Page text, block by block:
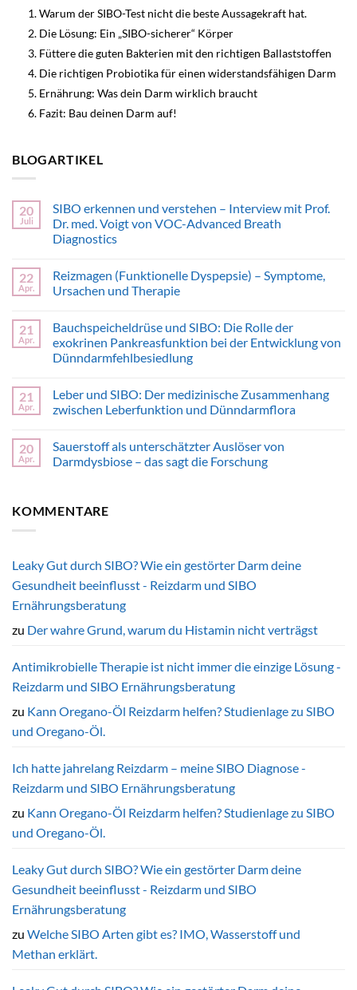
Warum der SIBO-Test nicht die beste Aussagekraft hat.
Die Lösung: Ein „SIBO-sicherer“ Körper
Füttere die guten Bakterien mit den richtigen Ballaststoffen
Die richtigen Probiotika für einen widerstandsfähigen Darm
Ernährung: Was dein Darm wirklich braucht
Fazit: Bau deinen Darm auf!
BLOGARTIKEL
20
Juli
SIBO erkennen und verstehen – Interview mit Prof.
Dr. med. Voigt von VOC-Advanced Breath
Diagnostics
zu
SIBO
erkennen
–
Interview
mit
Prof.
Voigt
von
VOC-
Diagnostics
22
Apr.
Reizmagen (Funktionelle Dyspepsie) – Symptome,
Ursachen und Therapie
zu
Reizmagen
(Funktionelle
Dyspepsie)
Ursachen
und
Therapie
21
Apr.
Bauchspeicheldrüse und SIBO: Die Rolle der
exokrinen Pankreasfunktion bei der Entwicklung von
Dünndarmfehlbesiedlung
zu
Bauchspeicheldrüse
und
Rolle
der
exokrinen
Entwicklung
21
Apr.
Leber und SIBO: Der medizinische Zusammenhang
zwischen Leberfunktion und Dünndarmflora
zu
Leber
und
Zusammenhang
20
Apr.
Sauerstoff als unterschätzter Auslöser von
Darmdysbiose – das sagt die Forschung
Sauerstoff
Darmdysbiose
–
das
sagt
die
Forschung
KOMMENTARE
Leaky Gut durch SIBO? Wie ein gestörter Darm deine
Gesundheit beeinflusst - Reizdarm und SIBO
Ernährungsberatung
zu Der wahre Grund, warum du Histamin nicht verträgst
Antimikrobielle Therapie ist nicht immer die einzige Lösung -
Reizdarm und SIBO Ernährungsberatung
zu Kann Oregano-Öl Reizdarm helfen? Studienlage zu SIBO
und Oregano-Öl.
Ich hatte jahrelang Reizdarm – meine SIBO Diagnose -
Reizdarm und SIBO Ernährungsberatung
zu Kann Oregano-Öl Reizdarm helfen? Studienlage zu SIBO
und Oregano-Öl.
Leaky Gut durch SIBO? Wie ein gestörter Darm deine
Gesundheit beeinflusst - Reizdarm und SIBO
Ernährungsberatung
zu Welche SIBO Arten gibt es? IMO, Wasserstoff und
Methan erklärt.